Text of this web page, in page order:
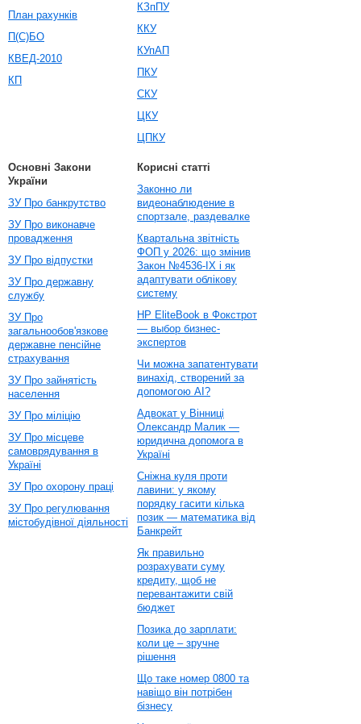
План рахунків
П(С)БО
КВЕД-2010
КП
КЗпПУ
ККУ
КУпАП
ПКУ
СКУ
ЦКУ
ЦПКУ
Основні Закони
України
ЗУ Про банкрутство
ЗУ Про виконавче
провадження
ЗУ Про відпустки
ЗУ Про державну
службу
ЗУ Про
загальнообов'язкове
державне пенсійне
страхування
ЗУ Про зайнятість
населення
ЗУ Про міліцію
ЗУ Про місцеве
самоврядування в
Україні
ЗУ Про охорону праці
ЗУ Про регулювання
містобудівної діяльності
Корисні статті
Законно ли
видеонаблюдение в
спортзале, раздевалке
Квартальна звітність
ФОП у 2026: що змінив
Закон №4536-IX і як
адаптувати облікову
систему
HP EliteBook в Фокстрот
— выбор бизнес-
экспертов
Чи можна запатентувати
винахід, створений за
допомогою AI?
Адвокат у Вінниці
Олександр Малик —
юридична допомога в
Україні
Сніжна куля проти
лавини: у якому
порядку гасити кілька
позик — математика від
Банкрейт
Як правильно
розрахувати суму
кредиту, щоб не
перевантажити свій
бюджет
Позика до зарплати:
коли це – зручне
рішення
Що таке номер 0800 та
навіщо він потрібен
бізнесу